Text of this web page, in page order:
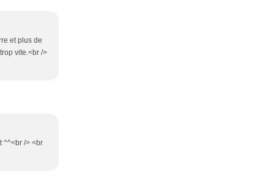
et plus de
vite.<br />
^^<br /> <br